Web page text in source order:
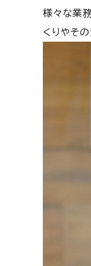
様々な業
くりやそ